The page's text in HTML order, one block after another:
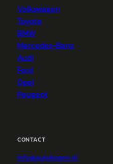
Volkswagen
Toyota
BMW
Mercedes-Benz
Audi
Ford
Opel
Peugeot
CONTACT
info@autokopen.nl